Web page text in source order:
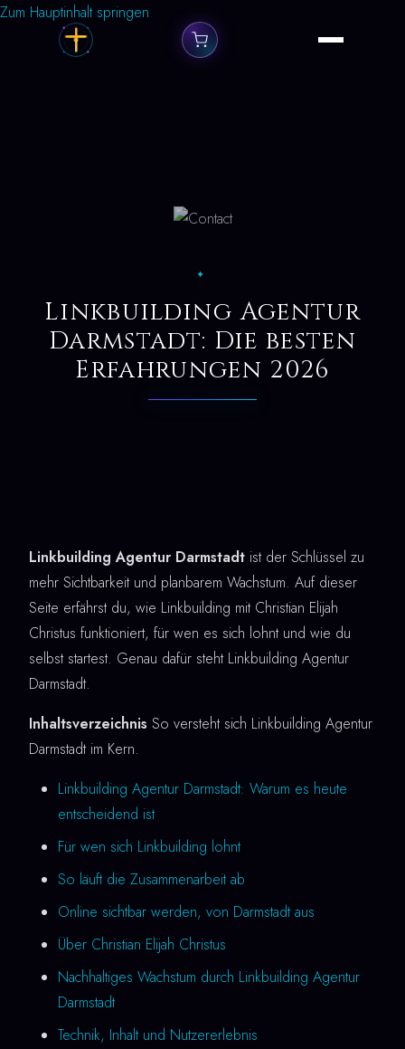
Zum Hauptinhalt springen
✦
Linkbuilding Agentur
Darmstadt: Die besten
Erfahrungen 2026
Linkbuilding Agentur Darmstadt ist der Schlüssel zu
mehr Sichtbarkeit und planbarem Wachstum. Auf dieser
Seite erfährst du, wie Linkbuilding mit Christian Elijah
Christus funktioniert, für wen es sich lohnt und wie du
selbst startest. Genau dafür steht Linkbuilding Agentur
Darmstadt.
Inhaltsverzeichnis So versteht sich Linkbuilding Agentur
Darmstadt im Kern.
Linkbuilding Agentur Darmstadt: Warum es heute
entscheidend ist
Für wen sich Linkbuilding lohnt
So läuft die Zusammenarbeit ab
Online sichtbar werden, von Darmstadt aus
Über Christian Elijah Christus
Nachhaltiges Wachstum durch Linkbuilding Agentur
Darmstadt
Technik, Inhalt und Nutzererlebnis